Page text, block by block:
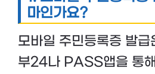
마인가요?
모바일 주민등록증 발급
부24나 PASS앱을 통